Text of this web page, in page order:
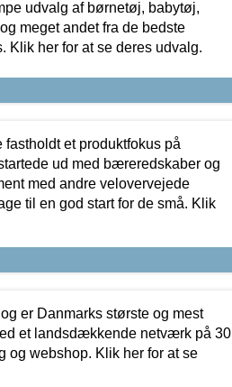
udvalg af børnetøj, babytøj,
meget andet fra de bedste
Klik her for at se deres udvalg.
et produktfokus på
ud med bæreredskaber og
med andre velovervejede
til en god start for de små. Klik
er Danmarks største og mest
et landsdækkende netværk på 30
og webshop. Klik her for at se